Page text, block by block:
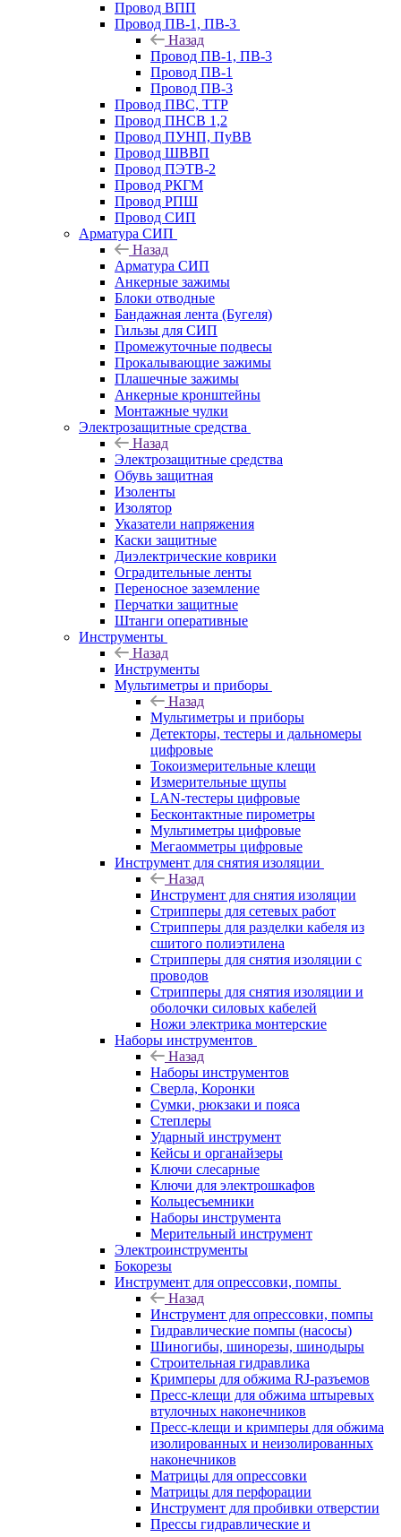
Провод ВПП
Провод ПВ-1, ПВ-3
Назад
Провод ПВ-1, ПВ-3
Провод ПВ-1
Провод ПВ-3
Провод ПВС, ТТР
Провод ПНСВ 1,2
Провод ПУНП, ПуВВ
Провод ШВВП
Провод ПЭТВ-2
Провод РКГМ
Провод РПШ
Провод СИП
Арматура СИП
Назад
Арматура СИП
Анкерные зажимы
Блоки отводные
Бандажная лента (Бугеля)
Гильзы для СИП
Промежуточные подвесы
Прокалывающие зажимы
Плашечные зажимы
Анкерные кронштейны
Монтажные чулки
Электрозащитные средства
Назад
Электрозащитные средства
Обувь защитная
Изоленты
Изолятор
Указатели напряжения
Каски защитные
Диэлектрические коврики
Оградительные ленты
Переносное заземление
Перчатки защитные
Штанги оперативные
Инструменты
Назад
Инструменты
Мультиметры и приборы
Назад
Мультиметры и приборы
Детекторы, тестеры и дальномеры
цифровые
Токоизмерительные клещи
Измерительные щупы
LAN-тестеры цифровые
Бесконтактные пирометры
Мультиметры цифровые
Мегаомметры цифровые
Инструмент для снятия изоляции
Назад
Инструмент для снятия изоляции
Стрипперы для сетевых работ
Стрипперы для разделки кабеля из
сшитого полиэтилена
Cтрипперы для снятия изоляции с
проводов
Стрипперы для снятия изоляции и
оболочки силовых кабелей
Ножи электрика монтерские
Наборы инструментов
Назад
Наборы инструментов
Сверла, Коронки
Сумки, рюкзаки и пояса
Степлеры
Ударный инструмент
Кейсы и органайзеры
Ключи слесарные
Ключи для электрошкафов
Кольцесъемники
Наборы инструмента
Мерительный инструмент
Электроинструменты
Бокорезы
Инструмент для опрессовки, помпы
Назад
Инструмент для опрессовки, помпы
Гидравлические помпы (насосы)
Шиногибы, шинорезы, шинодыры
Строительная гидравлика
Кримперы для обжима RJ-разъемов
Пресс-клещи для обжима штыревых
втулочных наконечников
Пресс-клещи и кримперы для обжима
изолированных и неизолированных
наконечников
Матрицы для опрессовки
Матрицы для перфорации
Инструмент для пробивки отверстии
Прессы гидравлические и